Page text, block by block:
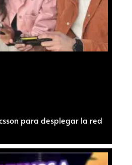
para desplegar la red